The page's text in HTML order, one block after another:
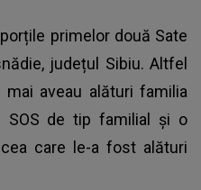
primelor două Sate
județul Sibiu. Altfel
aveau alături familia
SOS de tip familial și o
care le-a fost alături